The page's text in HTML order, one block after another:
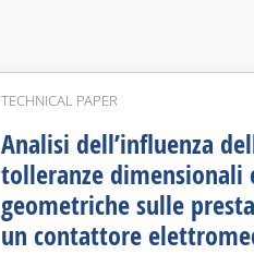
TECHNICAL PAPER
Analisi dell’influenza
tolleranze dimensionali
geometriche sulle
un contattore